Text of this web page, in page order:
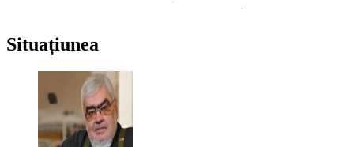
Situațiunea